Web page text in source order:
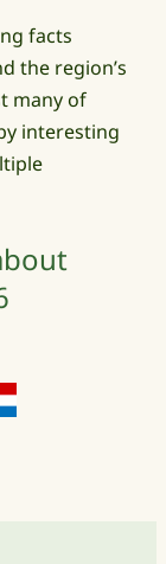
facts
the region’s
many of
interesting